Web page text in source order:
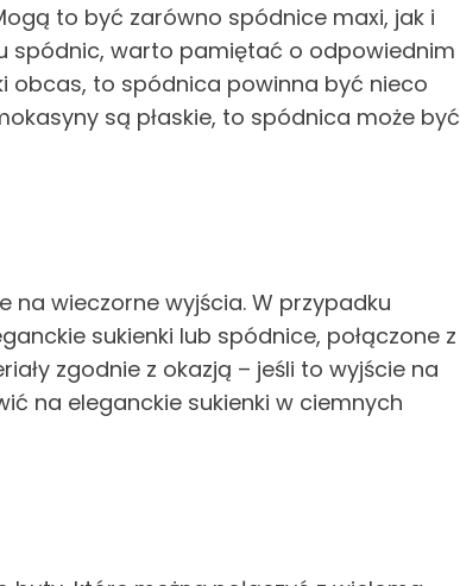
to być zarówno spódnice maxi, jak i
spódnic, warto pamiętać o odpowiednim
obcas, to spódnica powinna być nieco
są płaskie, to spódnica może być
na wieczorne wyjścia. W przypadku
sukienki lub spódnice, połączone z
zgodnie z okazją – jeśli to wyjście na
na eleganckie sukienki w ciemnych